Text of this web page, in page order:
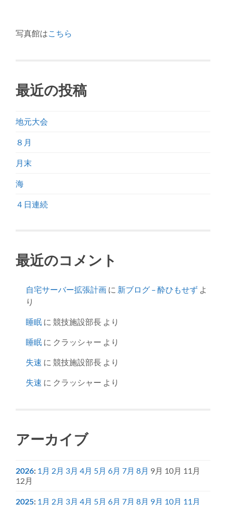
写真館は こちら
最近の投稿
地元大会
８月
月末
海
４日連続
最近のコメント
自宅サーバー拡張計画 に 新ブログ – 酔ひもせず よ
り
睡眠 に競技施設部長 より
睡眠 に クラッシャー より
失速 に競技施設部長 より
失速 に クラッシャー より
アーカイブ
2026: 1月 2月 3月 4月 5月 6月 7月 8月 9月 10月 11月
12月
2025: 1月 2月 3月 4月 5月 6月 7月 8月 9月 10月 11月